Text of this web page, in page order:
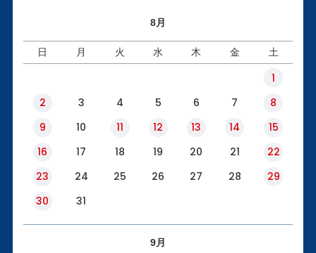
8月
日 月 火 水 木 金 土
1
2
3 4 5 6 7
8
9
10 11 12 13 14
15
16
17 18 19 20 21
22
23
24 25 26 27 28
29
30
31
9月